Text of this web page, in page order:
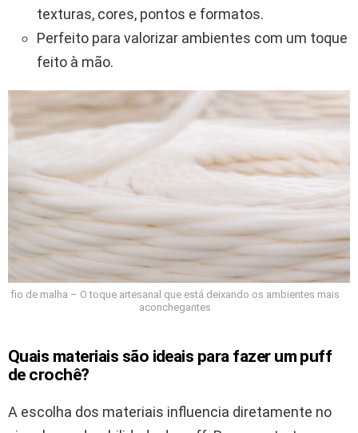
texturas, cores, pontos e formatos.
Perfeito para valorizar ambientes com um toque
feito à mão.
fio de malha – O toque artesanal que está deixando os ambientes mais
aconchegantes
Quais materiais são ideais para fazer um puff
de crochê?
A escolha dos materiais influencia diretamente no